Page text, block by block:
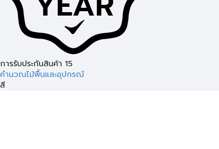
การรับประกันสินค้า 15
คำนวณไม้พื้นและอุปกรณ์
สี